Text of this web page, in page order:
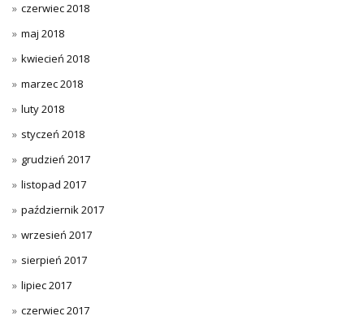
czerwiec 2018
maj 2018
kwiecień 2018
marzec 2018
luty 2018
styczeń 2018
grudzień 2017
listopad 2017
październik 2017
wrzesień 2017
sierpień 2017
lipiec 2017
czerwiec 2017